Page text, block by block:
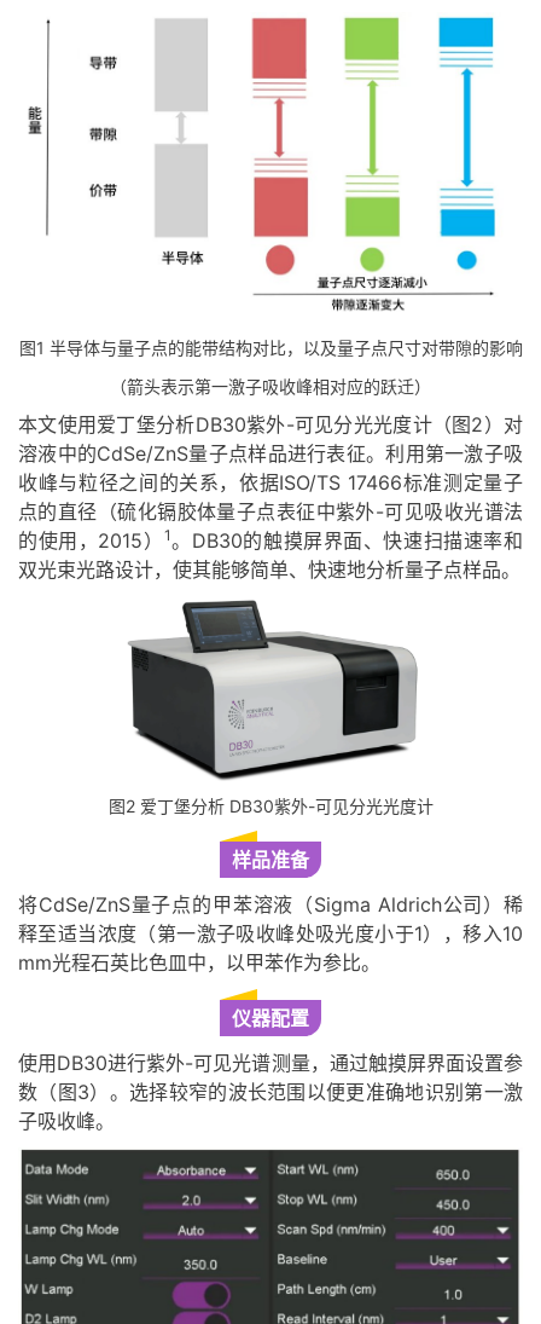
图1 半导体与量子点的能带结构对比，以及量子点尺寸对带隙的影响
（箭头表示第一激子吸收峰相对应的跃迁）
本文使用爱丁堡分析DB30紫外-可见分光光度计（图2）对
溶液中的CdSe/ZnS量子点样品进行表征。利用第一激子吸
收峰与粒径之间的关系，依据ISO/TS 17466标准测定量子
点的直径（硫化镉胶体量子点表征中紫外-可见吸收光谱法
的使用，2015）
1。DB30的触摸屏界面、快速扫描速率和
双光束光路设计，使其能够简单、快速地分析量子点样品。
图2 爱丁堡分析 DB30紫外-可见分光光度计
样品准备
将CdSe/ZnS量子点的甲苯溶液（Sigma Aldrich公司）稀
释至适当浓度（第一激子吸收峰处吸光度小于1），移入10
mm光程石英比色皿中，以甲苯作为参比。
仪器配置
使用DB30进行紫外-可见光谱测量，通过触摸屏界面设置参
数（图3）。选择较窄的波长范围以便更准确地识别第一激
子吸收峰。